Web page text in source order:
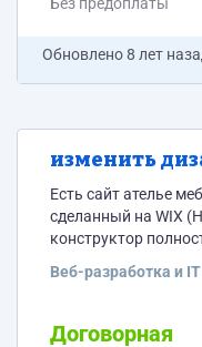
Обновлено8 лет
изменить
Есть сайт ателье
сделанный на WIX
конструктор
Веб-разработка и IT
Договорная